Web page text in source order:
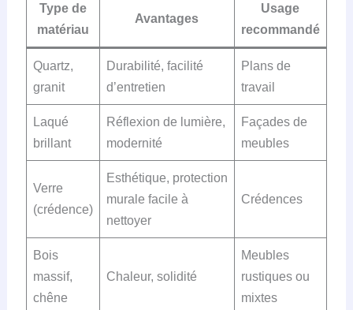
Type de
matériau
Avantages
Usage
recommandé
Quartz,
granit
Durabilité, facilité
d’entretien
Plans de
travail
Laqué
brillant
Réflexion de lumière,
modernité
Façades de
meubles
Verre
(crédence)
Esthétique, protection
murale facile à
nettoyer
Crédences
Bois
massif,
chêne
Chaleur, solidité
Meubles
rustiques ou
mixtes